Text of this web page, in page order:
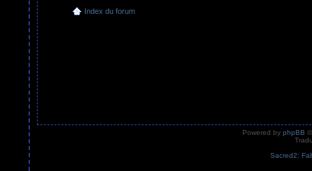
Index du forum
Powered by phpBB
Sacred2: